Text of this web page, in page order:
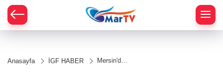
Anasayfa İGF HABER
Mersin'de